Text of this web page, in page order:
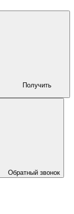
Получить
Обратный звонок